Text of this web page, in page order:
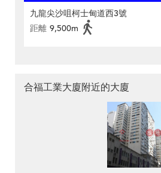
九龍尖沙咀柯士甸道西3號
距離 9,500m
合福工業大廈附近的大廈